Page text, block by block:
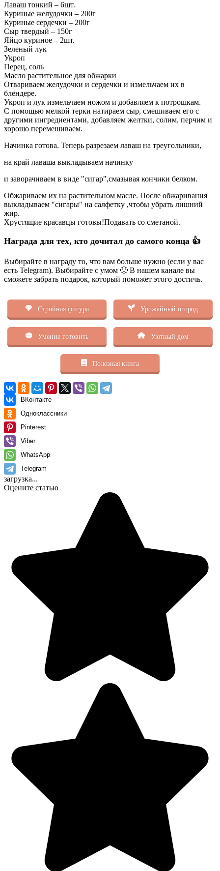
Лаваш тонкий – 6шт.
Куриные желудочки – 200г
Куриные сердечки – 200г
Сыр твердый – 150г
Яйцо куриное – 2шт.
Зеленый лук
Укроп
Перец, соль
Масло растительное для обжарки
Отвариваем желудочки и сердечки и измельчаем их в
блендере.
Укроп и лук измельчаем ножом и добавляем к потрошкам.
С помощью мелкой терки натираем сыр, смешиваем его с
другими ингредиентами, добавляем желтки, солим, перчим и
хорошо перемешиваем.
Начинка готова. Теперь разрезаем лаваш на треугольники,
на край лаваша выкладываем начинку
и заворачиваем в виде "сигар",смазывая кончики белком.
Обжариваем их на растительном масле. После обжаривания
выкладываем "сигары" на салфетку ,чтобы убрать лишний
жир.
Хрустящие красавцы готовы!Подавать со сметаной.
Награда для тех, кто дочитал до самого конца 👍
Выбирайте в награду то, что вам больше нужно (если у вас
есть Telegram). Выбирайте с умом 🙂 В нашем канале вы
сможете забрать подарок, который поможет этого достичь.
Стройная фигура Урожайный огород
Умение готовить Уютный дом
Полезная книга
ВКонтакте
Одноклассники
Pinterest
Viber
WhatsApp
Telegram
загрузка...
Оцените статью